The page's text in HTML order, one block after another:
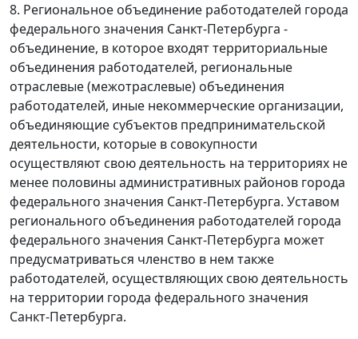
8. Региональное объединение работодателей города
федерального значения Санкт-Петербурга -
объединение, в которое входят территориальные
объединения работодателей, региональные
отраслевые (межотраслевые) объединения
работодателей, иные некоммерческие организации,
объединяющие субъектов предпринимательской
деятельности, которые в совокупности
осуществляют свою деятельность на территориях не
менее половины административных районов города
федерального значения Санкт-Петербурга. Уставом
регионального объединения работодателей города
федерального значения Санкт-Петербурга может
предусматриваться членство в нем также
работодателей, осуществляющих свою деятельность
на территории города федерального значения
Санкт-Петербурга.